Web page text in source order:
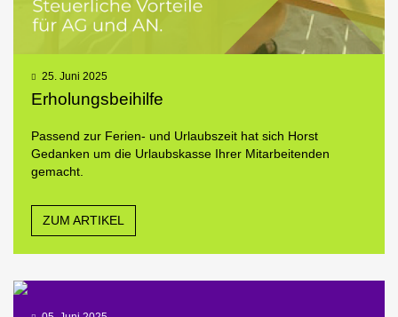
25. Juni 2025
Erholungsbeihilfe
Passend zur Ferien- und Urlaubszeit hat sich Horst
Gedanken um die Urlaubskasse Ihrer Mitarbeitenden
gemacht.
ZUM ARTIKEL